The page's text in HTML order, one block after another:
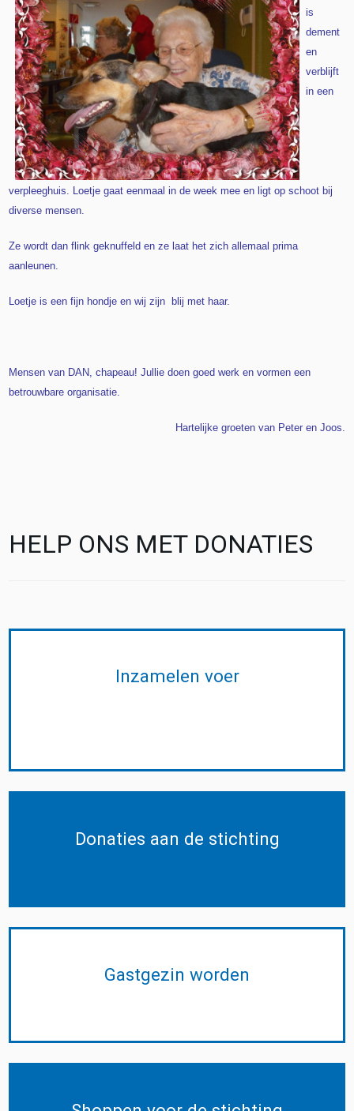
is
dement
en
verblijft
in een
verpleeghuis. Loetje gaat eenmaal in de week mee en ligt op schoot bij
diverse mensen.
Ze wordt dan flink geknuffeld en ze laat het zich allemaal prima
aanleunen.
Loetje is een fijn hondje en wij zijn blij met haar.
Mensen van DAN, chapeau! Jullie doen goed werk en vormen een
betrouwbare organisatie.
Hartelijke groeten van Peter en Joos.
HELP ONS MET DONATIES
Inzamelen voer
Donaties aan de stichting
Gastgezin worden